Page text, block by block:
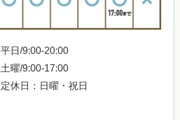
平日/9:00-20:00
土曜/9:00-17:00
定休日：日曜・祝日